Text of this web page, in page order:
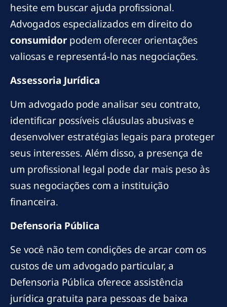
hesite em buscar ajuda profissional.
Advogados especializados em direito do
consumidorpodem oferecer orientações
valiosas e representá-lo nas negociações.
Assessoria Jurídica
Um advogado pode analisar seu contrato,
identificar possíveis cláusulas abusivas e
desenvolver estratégias legais para proteger
seus interesses. Além disso, a presença de
um profissional legal pode dar mais peso às
suas negociações com a instituição
financeira.
Defensoria Pública
Se você não tem condições de arcar com os
custos de um advogado particular, a
Defensoria Pública oferece assistência
jurídica gratuita para pessoas de baixa